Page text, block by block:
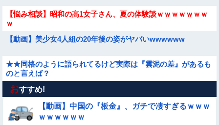
【悩み相談】昭和の高1女子さん、夏の体験談ｗｗｗｗｗｗｗ
ｗ
【動画】美少女4人組の20年後の姿がヤバいwwwwww
★★同格のように語られてるけど実際は『雲泥の差』があるも
のと言えば？
【動画像】女の子「ウエスト？・・・60㎝だよ！」
【動画】力士さん、ボクサーをボコってしまう
おすすめ!
【動画】中国の『板金』、ガチで凄すぎるｗｗｗ
ｗｗｗｗｗｗ